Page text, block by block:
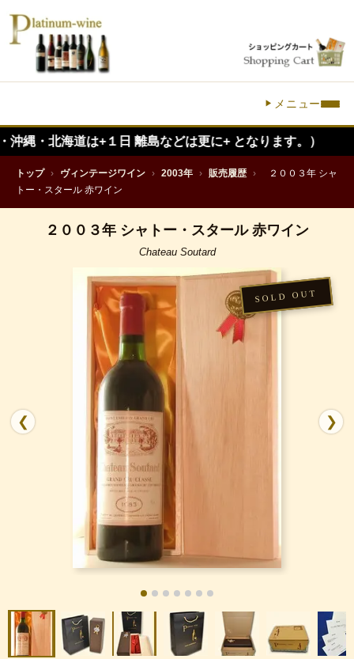
メニュー
は+１日 離島などは更に+ となります。）
トップ › ヴィンテージワイン › 2003年 › 販売履歴 ›
２００３年 シャ
トー・スタール 赤ワイン
２００３年 シャトー・スタール 赤ワイン
Chateau Soutard
❮ ❯